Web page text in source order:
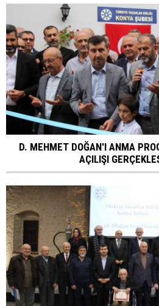
D. MEHMET DOĞAN'I ANMA
AÇILIŞI